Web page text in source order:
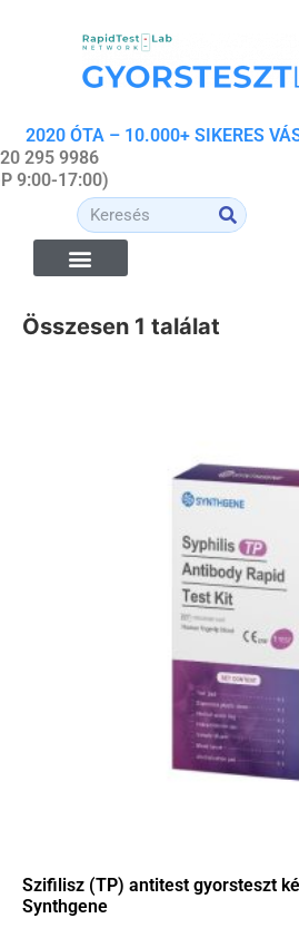
2020 ÓTA – 10.000+ SIKERES
295 9986
9:00-17:00)
Összesen 1 találat
Szifilisz (TP) antitest gyorsteszt
Synthgene